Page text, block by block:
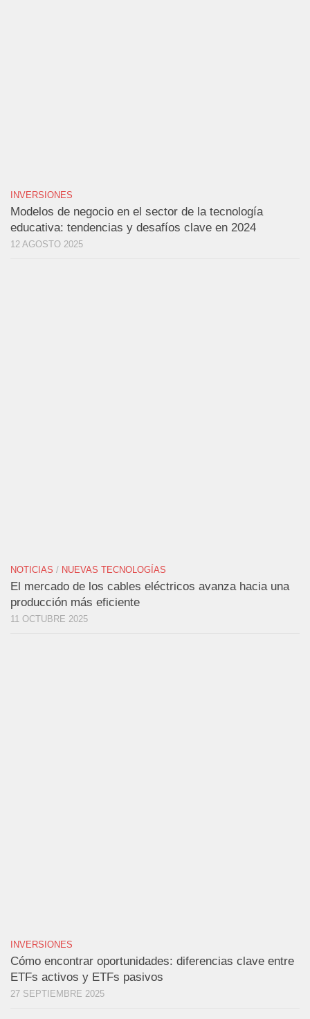
INVERSIONES
Modelos de negocio en el sector de la tecnología
educativa: tendencias y desafíos clave en 2024
12 AGOSTO 2025
NOTICIAS / NUEVAS TECNOLOGÍAS
El mercado de los cables eléctricos avanza hacia una
producción más eficiente
11 OCTUBRE 2025
INVERSIONES
Cómo encontrar oportunidades: diferencias clave entre
ETFs activos y ETFs pasivos
27 SEPTIEMBRE 2025